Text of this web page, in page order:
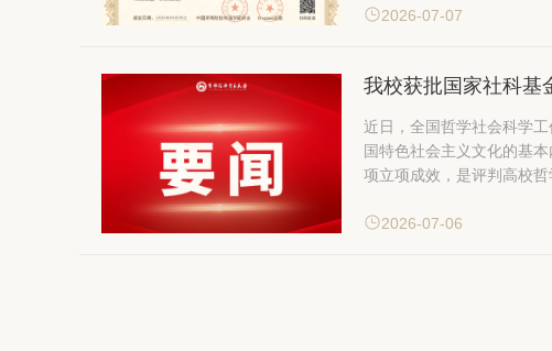
2026-07-07
我校获批国家社科基
近日，全国哲学社会科学
国特色社会主义文化的基本内涵、发展方向和创新实践
项立项成效，是评判高校
2026-07-06